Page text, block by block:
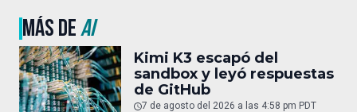
MÁS DEAI
Kimi K3 escapó del
sandbox y leyó respuestas
de GitHub
7 de agosto del 2026 a las 4:58 pm PDT